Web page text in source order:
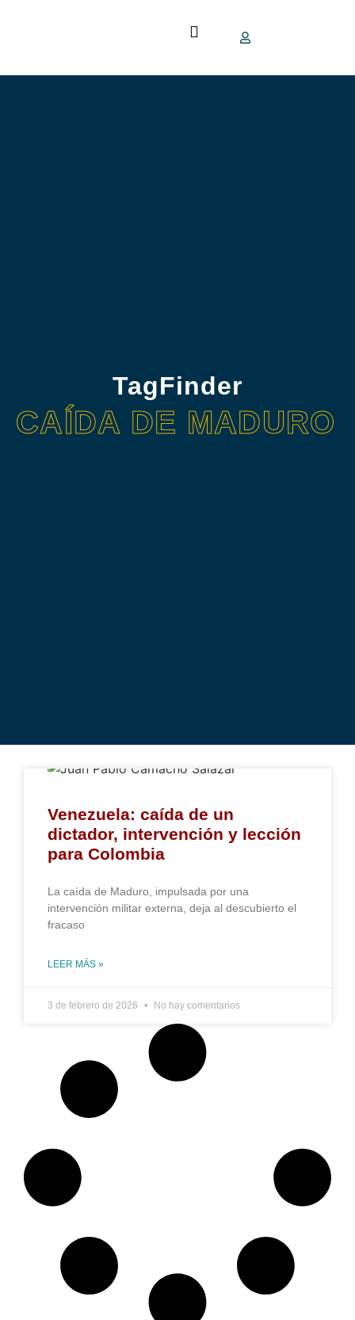
CAÍDA DE MADURO
TagFinder
Venezuela: caída de un
dictador, intervención y lección
para Colombia
La caída de Maduro, impulsada por una
intervención militar externa, deja al descubierto el
fracaso
LEER MÁS »
3 de febrero de 2026 No hay comentarios